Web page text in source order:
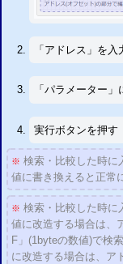
「アドレス」を入
「パラメーター
実行ボタンを押す
※
値に書き換えると正常
※
値に改造する場合は、ア
F」(1byteの数値)で検
に改造する場合は、ア